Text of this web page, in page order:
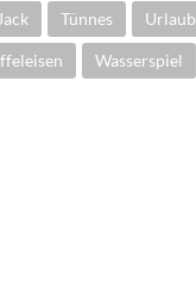
Tünnes Urlaub
Wasserspiel